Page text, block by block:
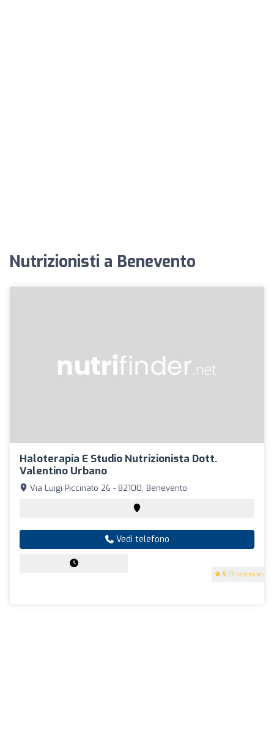
Nutrizionisti a Benevento
Haloterapia E Studio Nutrizionista Dott.
Valentino Urbano
5 (3 recensioni)
Via Luigi Piccinato 26 - 82100, Benevento
Vedi telefono